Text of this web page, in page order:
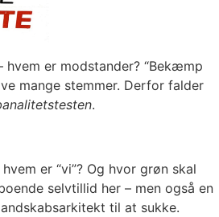
hvem er modstander? “Bekæmp
mange stemmer. Derfor falder
.
er “vi”? Og hvor grøn skal
selvtillid her – men også en
til at sukke.